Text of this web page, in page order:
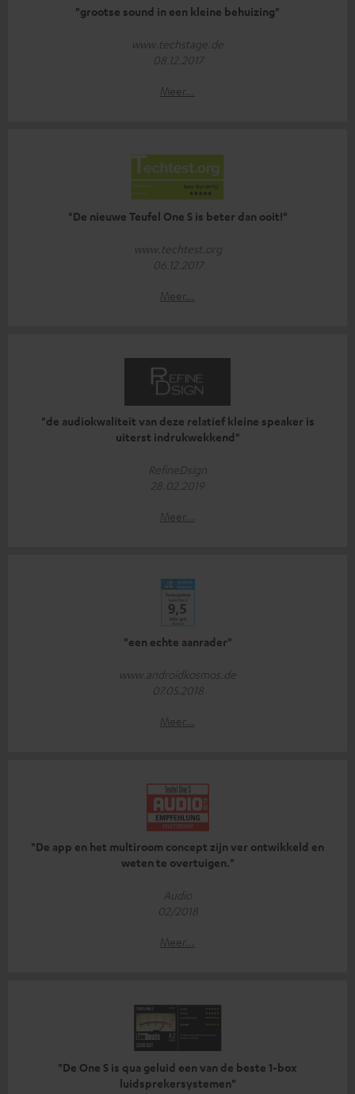
"grootse sound in een kleine behuizing"
www.techstage.de
08.12.2017
Meer...
"De nieuwe Teufel One S is beter dan ooit!"
www.techtest.org
06.12.2017
Meer...
"de audiokwaliteit van deze relatief kleine speaker is
uiterst indrukwekkend"
RefineDsign
28.02.2019
Meer...
"een echte aanrader"
www.androidkosmos.de
07.05.2018
Meer...
"De app en het multiroom concept zijn ver ontwikkeld en
weten te overtuigen."
Audio
02/2018
Meer...
"De One S is qua geluid een van de beste 1-box
luidsprekersystemen"